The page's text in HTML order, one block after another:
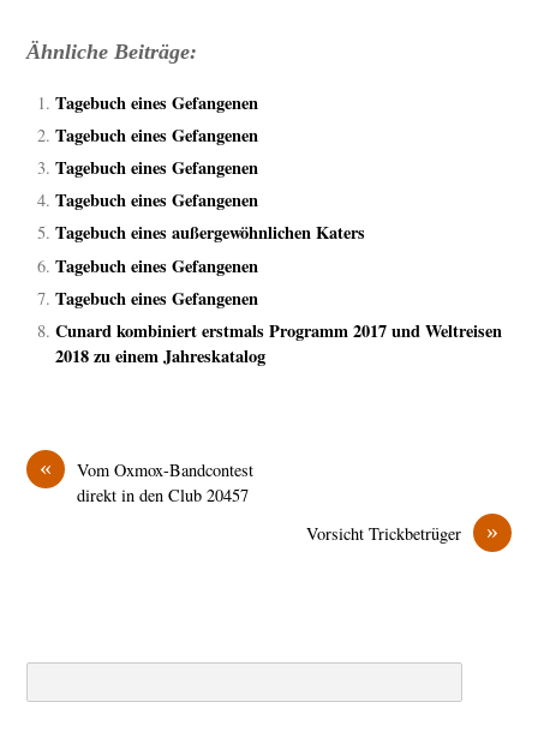
Ähnliche Beiträge:
Tagebuch eines Gefangenen
Tagebuch eines Gefangenen
Tagebuch eines Gefangenen
Tagebuch eines Gefangenen
Tagebuch eines außergewöhnlichen Katers
Tagebuch eines Gefangenen
Tagebuch eines Gefangenen
Cunard kombiniert erstmals Programm 2017 und Weltreisen
2018 zu einem Jahreskatalog
«
Vom Oxmox-Bandcontest
direkt in den Club 20457
»
Vorsicht Trickbetrüger